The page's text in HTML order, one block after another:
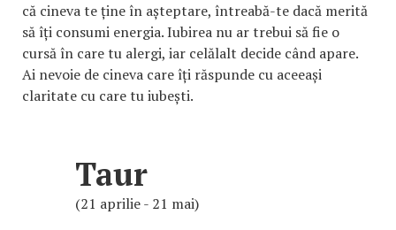
că cineva te ține în așteptare, întreabă-te dacă merită
să îți consumi energia. Iubirea nu ar trebui să fie o
cursă în care tu alergi, iar celălalt decide când apare.
Ai nevoie de cineva care îți răspunde cu aceeași
claritate cu care tu iubești.
Taur
(21 aprilie - 21 mai)